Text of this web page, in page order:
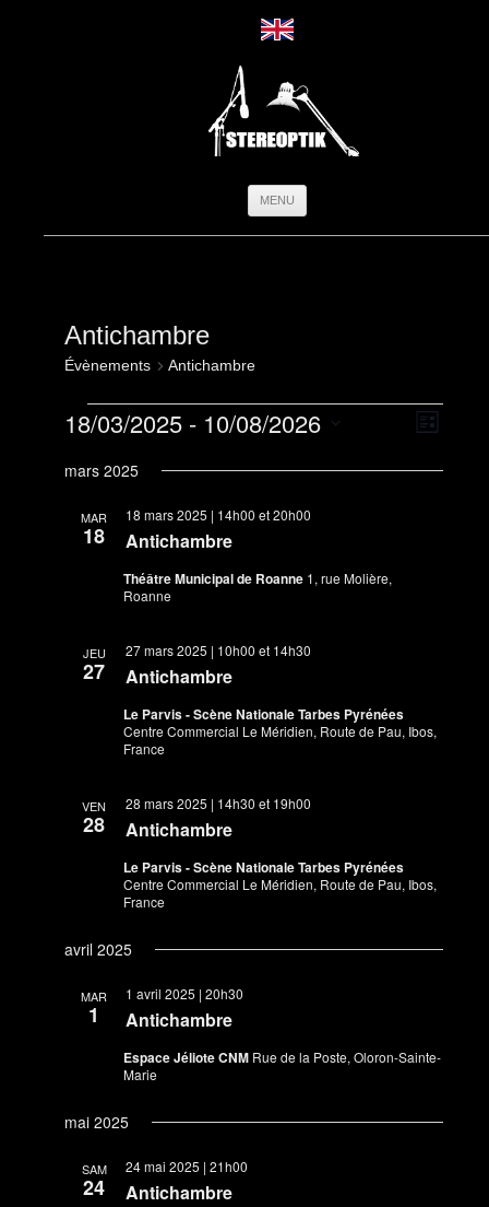
MENU
Antichambre
Évènements Antichambre
Navigation
parde
Liste
18/03/2025 - 10/08/2026
date.
mars 2025
MAR
18 Antichambre
18 mars 2025 | 14h00 et20h00
Théâtre Municipal de Roanne 1, rue Molière,
Roanne
JEU
27 Antichambre
27 mars 2025 | 10h00 et 14h30
Le Parvis - Scène Nationale Tarbes Pyrénées
Centre Commercial Le Méridien, Route de Pau, Ibos,
France
VEN
28 Antichambre
28 mars 2025 | 14h30 et 19h00
Le Parvis - Scène Nationale Tarbes Pyrénées
Centre Commercial Le Méridien, Route de Pau, Ibos,
France
avril 2025
MAR
1 Antichambre
1 avril 2025 | 20h30
Espace Jéliote CNM Rue de la Poste, Oloron-Sainte-
Marie
mai 2025
SAM
24 Antichambre
24 mai 2025 | 21h00